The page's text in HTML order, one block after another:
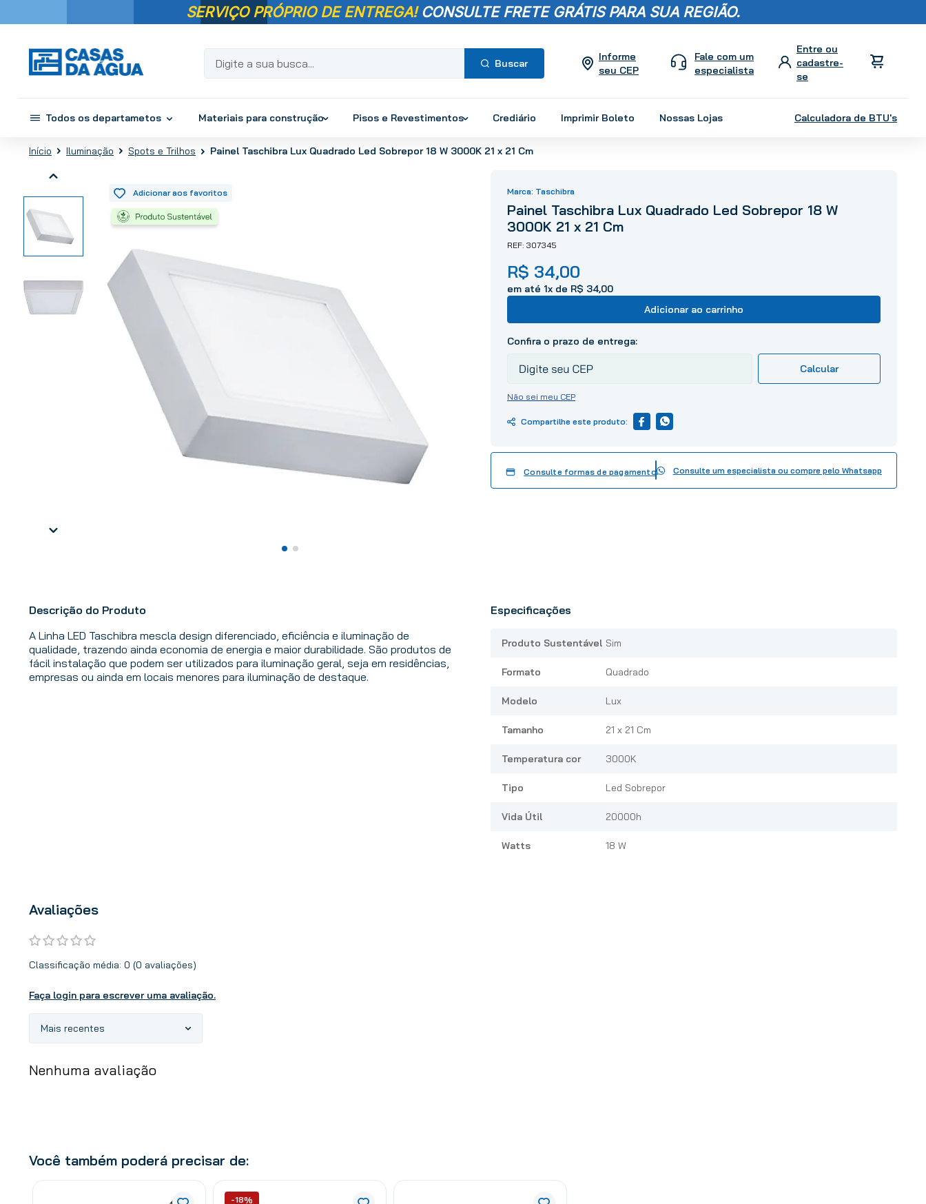
SERVIÇO PRÓPRIO DE ENTREGA! CONSULTE FRETE GRÁTIS PARA SUA REGIÃO.
Digite a sua busca...
Informe
seu CEP
Fale com um
especialista
Todos os departametos Materiais para construção Pisos e Revestimentos Crediário Imprimir Boleto Nossas Lojas Calculadora de BTU's
Iluminação Spots e Trilhos Painel Taschibra Lux Quadrado Led Sobrepor 18 W 3000K 21 x 21 Cm
Taschibra
Painel Taschibra Lux Quadrado Led Sobrepor 18 W
3000K 21 x 21 Cm
307345
R$ 34,00
em até 1x de R$ 34,00
Adicionar ao carrinho
Não sei meu CEP
Consulte formas de pagamento Consulte um especialista ou compre pelo Whatsapp
Descrição do Produto
A Linha LED Taschibra mescla design diferenciado, eficiência e iluminação de
qualidade, trazendo ainda economia de energia e maior durabilidade. São produtos de
fácil instalação que podem ser utilizados para iluminação geral, seja em residências,
empresas ou ainda em locais menores para iluminação de destaque.
Especificações
Produto Sustentável Sim
Formato Quadrado
Modelo Lux
Tamanho 21 x 21 Cm
Temperatura cor 3000K
Tipo Led Sobrepor
Vida Útil 20000h
Watts 18 W
Avaliações
Classificação média: 0 (0 avaliações)
Faça login para escrever uma avaliação.
Mais recentes
Nenhuma avaliação
Você também poderá precisar de:
-18%
Termos mais
2º
porcelanato
revestimento
vaso sanitário
chuveiro